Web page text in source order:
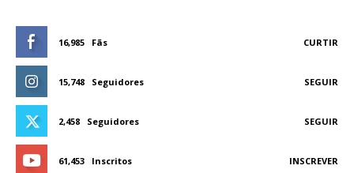
16,985 Fãs CURTIR
15,748 Seguidores SEGUIR
2,458 Seguidores SEGUIR
61,453 Inscritos INSCREVER